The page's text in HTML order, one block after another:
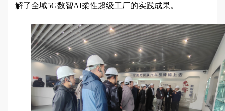
解了全域5G数智AI柔性超级工厂的实践成果。